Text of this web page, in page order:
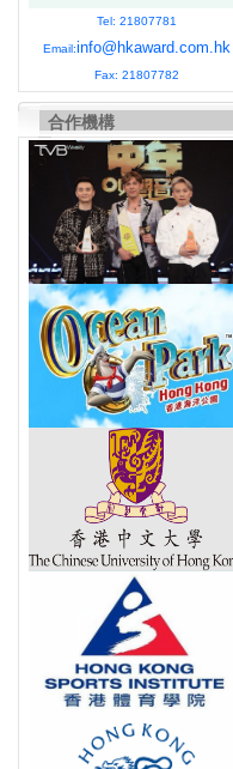
Tel: 21807781
Email:info@hkaward.com.hk
Fax: 21807782
合作機構